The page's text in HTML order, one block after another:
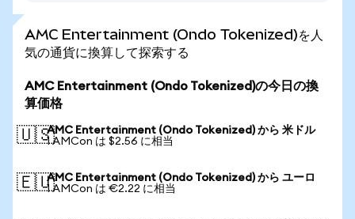
AMC Entertainment (Ondo Tokenized)を人
気の通貨に換算して探索する
AMC Entertainment (Ondo Tokenized)の今日の換
算価格
🇺🇸AMC Entertainment (Ondo Tokenized) から 米ドル
1 AMCon は $2.56 に相当
🇪🇺AMC Entertainment (Ondo Tokenized) から ユーロ
1 AMCon は €2.22 に相当